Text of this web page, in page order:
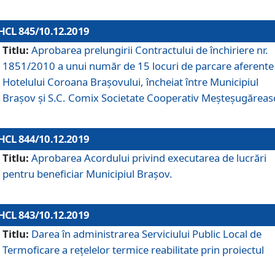
845/10.12.2019
Titlu: Aprobarea prelungirii Contractului de închiriere nr.
1851/2010 a unui număr de 15 locuri de parcare aferente
Hotelului Coroana Brașovului, încheiat între Municipiul
Braşov şi S.C. Comix Societate Cooperativ
844/10.12.2019
Titlu: Aprobarea Acordului privind executarea de lucrări
pentru beneficiar Municipiul Brașov.
843/10.12.2019
Titlu: Darea în administrarea Serviciului Public Local de
Termoficare a rețelelor termice reabilitate prin proiectul